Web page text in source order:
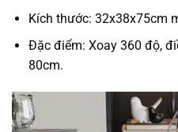
Kích thước: 32x38x75cm
Đặc điểm: Xoay 360 độ,
80cm.